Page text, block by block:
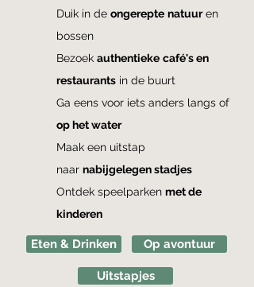
Duik in de ongerepte natuuren
bossen
Bezoek authentieke café's en
restaurants in de buurt
Ga eens voor iets anders langs of
op het water
Maak een uitstap
naar nabijgelegen stadjes
Ontdek speelparken met de
kinderen
Eten & Drinken Op avontuur
Uitstapjes